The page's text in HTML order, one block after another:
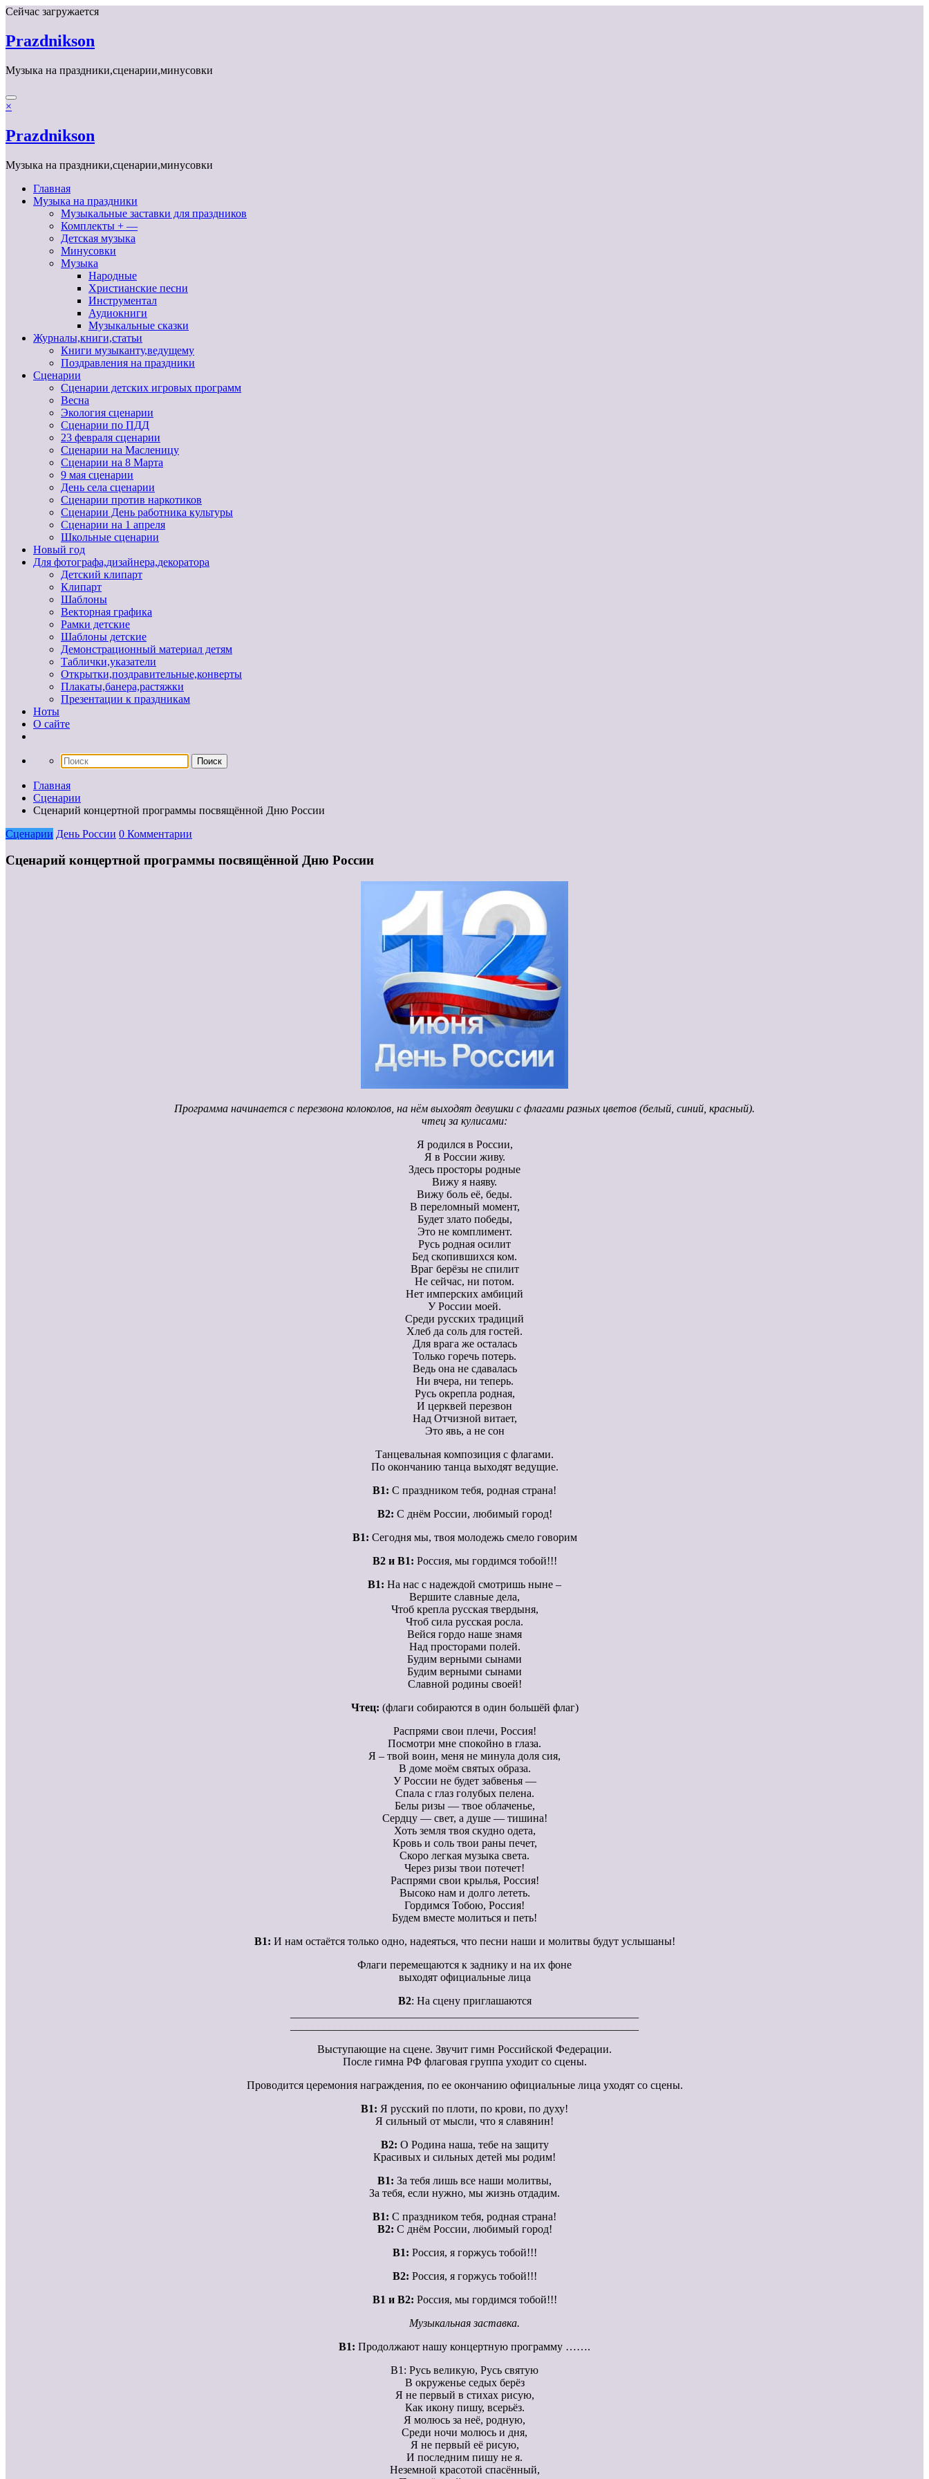
Перейти
содержимому
Сейчас загружается
Prazdnikson
Музыка на праздники,сценарии,минусовки
×
Prazdnikson
Музыка на праздники,сценарии,минусовки
Главная
Музыка на праздники
Музыкальные заставки для праздников
Комплекты + —
Детская музыка
Минусовки
Музыка
Народные
Христианские песни
Инструментал
Аудиокниги
Музыкальные сказки
Журналы,книги,статьи
Книги музыканту,ведущему
Поздравления на праздники
Сценарии
Сценарии детских игровых программ
Весна
Экология сценарии
Сценарии по ПДД
23 февраля сценарии
Сценарии на Масленицу
Сценарии на 8 Марта
9 мая сценарии
День села сценарии
Сценарии против наркотиков
Сценарии День работника культуры
Сценарии на 1 апреля
Школьные сценарии
Новый год
Для фотографа,дизайнера,декоратора
Детский клипарт
Клипарт
Шаблоны
Векторная графика
Рамки детские
Шаблоны детские
Демонстрационный материал детям
Таблички,указатели
Открытки,поздравительные,конверты
Плакаты,банера,растяжки
Презентации к праздникам
Ноты
О сайте
Главная
Сценарии
Сценарий концертной программы посвящённой Дню России
Сценарии День России 0 Комментарии
Сценарий концертной программы посвящённой Дню России
Программа начинается с перезвона колоколов, на нём выходят девушки с флагами разных цветов (белый, синий, красный).
чтец за кулисами:
Я родился в России,
Я в России живу.
Здесь просторы родные
Вижу я наяву.
Вижу боль её, беды.
В переломный момент,
Будет злато победы,
Это не комплимент.
Русь родная осилит
Бед скопившихся ком.
Враг берёзы не спилит
Не сейчас, ни потом.
Нет имперских амбиций
У России моей.
Среди русских традиций
Хлеб да соль для гостей.
Для врага же осталась
Только горечь потерь.
Ведь она не сдавалась
Ни вчера, ни теперь.
Русь окрепла родная,
И церквей перезвон
Над Отчизной витает,
Это явь, а не сон
Танцевальная композиция с флагами.
По окончанию танца выходят ведущие.
В1: С праздником тебя, родная страна!
В2: С днём России, любимый город!
В1: Сегодня мы, твоя молодежь смело говорим
В2 и В1: Россия, мы гордимся тобой!!!
В1: На нас с надеждой смотришь ныне –
Вершите славные дела,
Чтоб крепла русская твердыня,
Чтоб сила русская росла.
Вейся гордо наше знамя
Над просторами полей.
Будим верными сынами
Будим верными сынами
Славной родины своей!
Чтец: (флаги собираются в один большёй флаг)
Распрями свои плечи, Россия!
Посмотри мне спокойно в глаза.
Я – твой воин, меня не минула доля сия,
В доме моём святых образа.
У России не будет забвенья —
Спала с глаз голубых пелена.
Белы ризы — твое облаченье,
Сердцу — свет, а душе — тишина!
Хоть земля твоя скудно одета,
Кровь и соль твои раны печет,
Скоро легкая музыка света.
Через ризы твои потечет!
Распрями свои крылья, Россия!
Высоко нам и долго лететь.
Гордимся Тобою, Россия!
Будем вместе молиться и петь!
В1: И нам остаётся только одно, надеяться, что песни наши и молитвы будут услышаны!
Флаги перемещаются к заднику и на их фоне
выходят официальные лица
В2: На сцену приглашаются
Выступающие на сцене. Звучит гимн Российской Федерации.
После гимна РФ флаговая группа уходит со сцены.
Проводится церемония награждения, по ее окончанию официальные лица уходят со сцены.
В1: Я русский по плоти, по крови, по духу!
Я сильный от мысли, что я славянин!
В2: О Родина наша, тебе на защиту
Красивых и сильных детей мы родим!
В1: За тебя лишь все наши молитвы,
За тебя, если нужно, мы жизнь отдадим.
В1: С праздником тебя, родная страна!
В2: С днём России, любимый город!
В1: Россия, я горжусь тобой!!!
В2: Россия, я горжусь тобой!!!
В1 и В2: Россия, мы гордимся тобой!!!
Музыкальная заставка.
В1: Продолжают нашу концертную программу …….
В1: Русь великую, Русь святую
В окруженье седых берёз
Я не первый в стихах рисую,
Как икону пишу, всерьёз.
Я молюсь за неё, родную,
Среди ночи молюсь и дня,
Я не первый её рисую,
И последним пишу не я.
Неземной красотой спасённый,